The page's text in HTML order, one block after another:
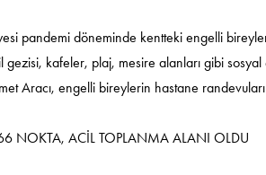
pandemi döneminde kentteki engelli
gezisi, kafeler, plaj, mesire alanları gibi
Aracı, engelli bireylerin hastane
NOKTA, ACİL TOPLANMA ALANI OLDU